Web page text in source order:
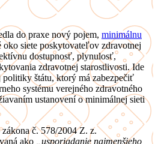
do praxe nový pojem, minimálnu
oko siete poskytovateľov zdravotnej
dostupnosť, plynulosť,
zdravotnej starostlivosti. Ide
štátu, ktorý má zabezpečiť
systému verejného zdravotného
ustanovení o minimálnej sieti
č. 578/2004 Z. z.
ako
„usporiadanie najmenšieho